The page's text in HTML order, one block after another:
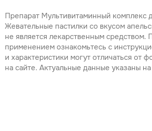
Препарат Мультивитаминный комплекс
Жевательные пастилки со вкусом
не является лекарственным средством.
применением ознакомьтесь с
и характеристики могут отличаться от
на сайте. Актуальные данные указаны на